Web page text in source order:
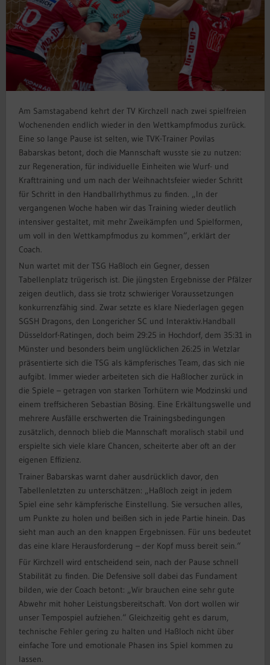
Am Samstagabend kehrt der TV Kirchzell nach zwei spielfreien
Wochenenden endlich wieder in den Wettkampfmodus zurück.
Eine so lange Pause ist selten, wie TVK-Trainer Povilas
Babarskas betont, doch die Mannschaft wusste sie zu nutzen:
zur Regeneration, für individuelle Einheiten wie Wurf- und
Krafttraining und um nach der Weihnachtsfeier wieder Schritt
für Schritt in den Handballrhythmus zu finden. „In der
vergangenen Woche haben wir das Training wieder deutlich
intensiver gestaltet, mit mehr Zweikämpfen und Spielformen,
um voll in den Wettkampfmodus zu kommen“, erklärt der
Coach.
Nun wartet mit der TSG Haßloch ein Gegner, dessen
Tabellenplatz trügerisch ist. Die jüngsten Ergebnisse der Pfälzer
zeigen deutlich, dass sie trotz schwieriger Voraussetzungen
konkurrenzfähig sind. Zwar setzte es klare Niederlagen gegen
SGSH Dragons, den Longericher SC und Interaktiv.Handball
Düsseldorf-Ratingen, doch beim 29:25 in Hochdorf, dem 35:31 in
Münster und besonders beim unglücklichen 26:25 in Wetzlar
präsentierte sich die TSG als kämpferisches Team, das sich nie
aufgibt. Immer wieder arbeiteten sich die Haßlocher zurück in
die Spiele – getragen von starken Torhütern wie Modzinski und
einem treffsicheren Sebastian Bösing. Eine Erkältungswelle und
mehrere Ausfälle erschwerten die Trainingsbedingungen
zusätzlich, dennoch blieb die Mannschaft moralisch stabil und
erspielte sich viele klare Chancen, scheiterte aber oft an der
eigenen Effizienz.
Trainer Babarskas warnt daher ausdrücklich davor, den
Tabellenletzten zu unterschätzen: „Haßloch zeigt in jedem
Spiel eine sehr kämpferische Einstellung. Sie versuchen alles,
um Punkte zu holen und beißen sich in jede Partie hinein. Das
sieht man auch an den knappen Ergebnissen. Für uns bedeutet
das eine klare Herausforderung – der Kopf muss bereit sein.“
Für Kirchzell wird entscheidend sein, nach der Pause schnell
Stabilität zu finden. Die Defensive soll dabei das Fundament
bilden, wie der Coach betont: „Wir brauchen eine sehr gute
Abwehr mit hoher Leistungsbereitschaft. Von dort wollen wir
unser Tempospiel aufziehen.“ Gleichzeitig geht es darum,
technische Fehler gering zu halten und Haßloch nicht über
einfache Tore und emotionale Phasen ins Spiel kommen zu
lassen.